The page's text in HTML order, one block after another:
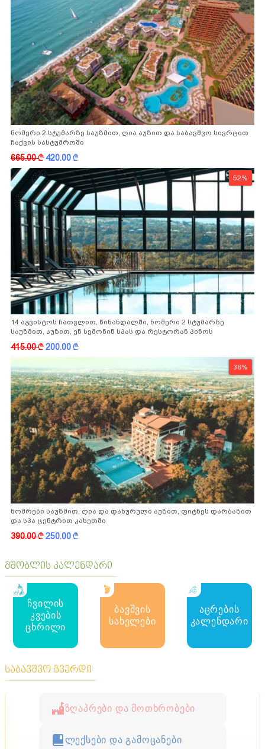
ნომერი 2 სტუმარზე საუზმით, ღია აუზით და საბავშვო სივრცით
ჩაქვის სასტუმროში
665.00k 420.00k
52%
14 აგვისტოს ჩათვლით, წინანდალში, ნომერი 2 სტუმარზე
საუზმით, აუზით, ენ სემონინ სპას და რესტორან პინოს
ფასდაკლებით
415.00k200.00k
36%
ნომრები საუზმით, ღია და დახურული აუზით, ფიტნეს დარბაზით
და სპა ცენტრით კახეთში
390.00k250.00k
მშობლის კალენდარი
ჩვილის
კვების
ცხრილი
ბავშვის
სახელები
აცრების
კალენდარი
საბავშვო გვერდი
ზღაპრები და მოთხრობები
ლექსები და გამოცანები